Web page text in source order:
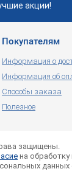
акции!
Покупателям
Информация о
Информация об
Способы заказа
Полезное
защищены.
на
данных